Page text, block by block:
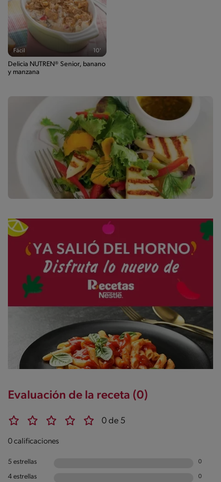
Fácil 10'
Delicia NUTREN® Senior, banano
y manzana
Evaluación de la receta (0)
0 de 5
0 calificaciones
5 estrellas 0
4 estrellas 0